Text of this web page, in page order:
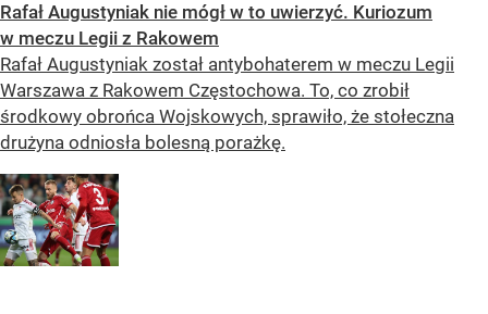
Rafał Augustyniak nie mógł w to uwierzyć. Kuriozum
w meczu Legii z Rakowem
Rafał Augustyniak został antybohaterem w meczu Legii
Warszawa z Rakowem Częstochowa. To, co zrobił
środkowy obrońca Wojskowych, sprawiło, że stołeczna
drużyna odniosła bolesną porażkę.